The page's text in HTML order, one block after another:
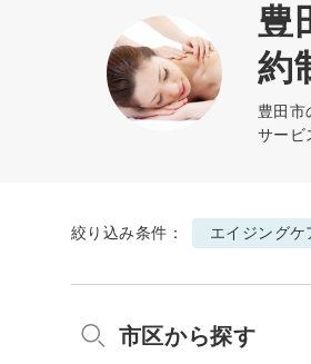
豊
約
豊田市
サービ
絞り込み条件： エイジング
市区から探す